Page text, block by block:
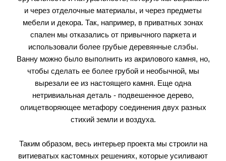
и через отделочные материалы, и через предметы
мебели и декора. Так, например, в приватных зонах
спален мы отказались от привычного паркета и
использовали более грубые деревянные слэбы.
Ванну можно было выполнить из акрилового камня, но,
чтобы сделать ее более грубой и необычной, мы
вырезали ее из настоящего камня. Еще одна
нетривиальная деталь - подвешенное дерево,
олицетворяющее метафору соединения двух разных
стихий земли и воздуха.
Таким образом, весь интерьер проекта мы строили на
витиеватых кастомных решениях, которые усиливают